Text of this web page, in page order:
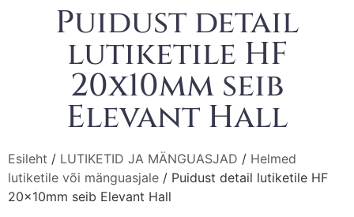
Puidust detail
lutiketile HF
20x10mm seib
Elevant Hall
Esileht / LUTIKETID JA MÄNGUASJAD / Helmed
lutiketile või mänguasjale / Puidust detail lutiketile HF
20x10mm seib Elevant Hall